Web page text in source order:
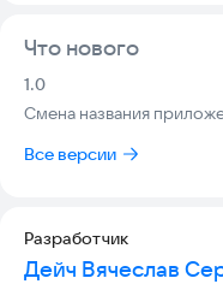
Что нового
Версия:
1.0
Смена названия
Все версии
Разработчик
Дейч Вячеслав